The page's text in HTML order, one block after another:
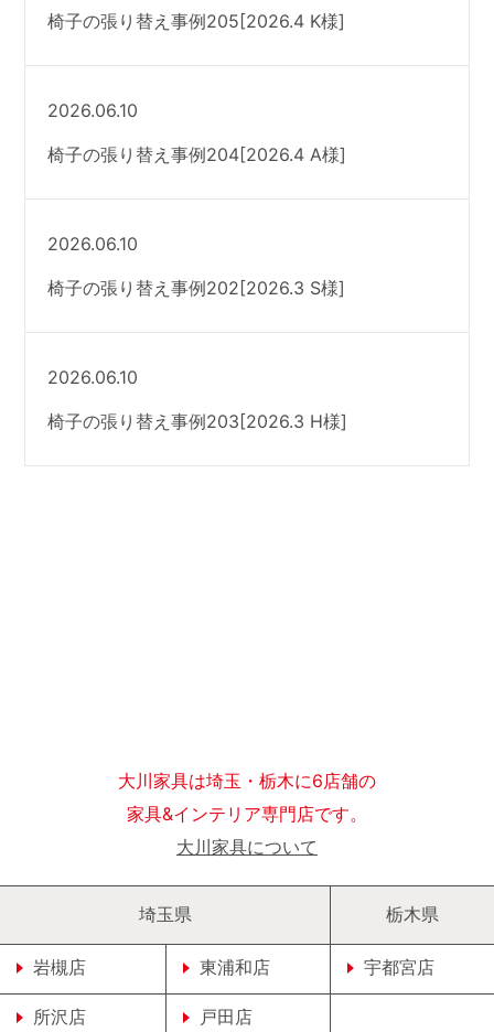
椅子の張り替え事例205[2026.4 K様]
2026.06.10
椅子の張り替え事例204[2026.4 A様]
2026.06.10
椅子の張り替え事例202[2026.3 S様]
2026.06.10
椅子の張り替え事例203[2026.3 H様]
大川家具は埼玉・栃木に6店舗の
家具&インテリア専門店です。
大川家具について
埼玉県
岩槻店 東浦和店
所沢店 戸田店
栃木県
宇都宮店